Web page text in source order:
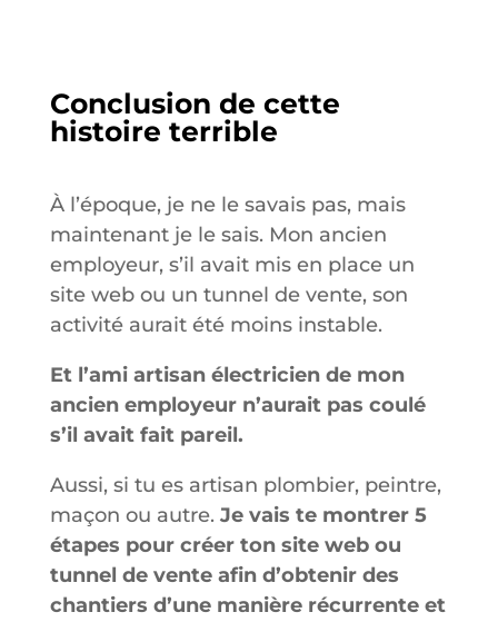
Conclusion de cette
histoire terrible
À l’époque, je ne le savais pas, mais
maintenant je le sais. Mon ancien
employeur, s’il avait mis en place un
site web ou un tunnel de vente, son
activité aurait été moins instable.
Et l’ami artisan électricien de mon
ancien employeur n’aurait pas coulé
s’il avait fait pareil.
Aussi, si tu es artisan plombier, peintre,
maçon ou autre. Je vais te montrer 5
étapes pour créer ton site web ou
tunnel de vente afin d’obtenir des
chantiers d’une manière récurrente et